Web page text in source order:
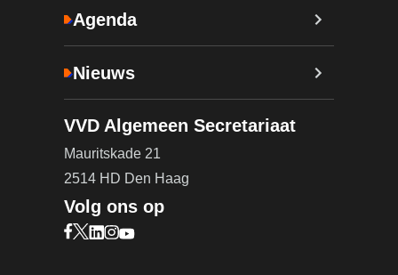
Agenda
Nieuws
VVD Algemeen Secretariaat
Mauritskade 21
2514 HD Den Haag
Volg ons op
Bezoek onze Facebook pagina (opent in nieuw
Bezoek onze X pagina (opent in nieuw tabblad)
Bezoek onze LinkedIn pagina (opent in nieuw
Bezoek onze Instagram pagina (opent in
Bezoek onze YouTube pagina (opent in